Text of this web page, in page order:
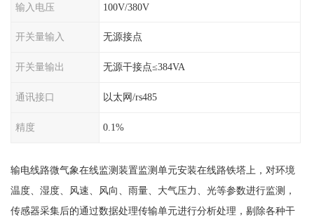
输入电压 100V/380V
开关量输入 无源接点
开关量输出 无源干接点≤384VA
通讯接口 以太网/rs485
精度 0.1%
输电线路微气象在线监测装置监测单元安装在线路铁塔上，对环境
温度、湿度、风速、风向、雨量、大气压力、光等参数进行监测，
传感器采集后的通过数据处理传输单元进行分析处理，剔除各种干